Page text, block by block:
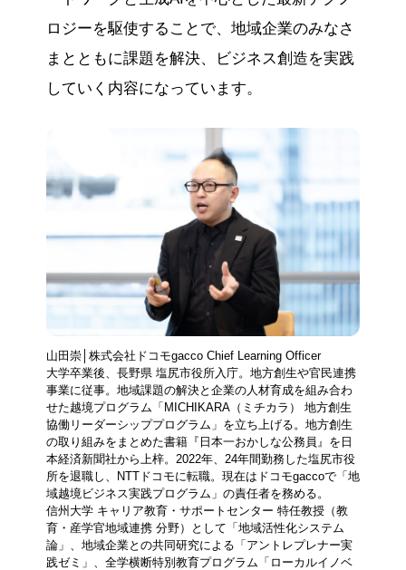
ロジーを駆使することで、地域企業のみなさ
まとともに課題を解決、ビジネス創造を実践
していく内容になっています。
山田崇│株式会社ドコモgacco Chief Learning Officer
大学卒業後、長野県 塩尻市役所入庁。地方創生や官民連携
事業に従事。地域課題の解決と企業の人材育成を組み合わ
せた越境プログラム「MICHIKARA（ミチカラ） 地方創生
協働リーダーシッププログラム」を立ち上げる。地方創生
の取り組みをまとめた書籍『日本一おかしな公務員』を日
本経済新聞社から上梓。2022年、24年間勤務した塩尻市役
所を退職し、NTTドコモに転職。現在はドコモgaccoで「地
域越境ビジネス実践プログラム」の責任者を務める。
信州大学 キャリア教育・サポートセンター 特任教授（教
育・産学官地域連携 分野）として「地域活性化システム
論」、地域企業との共同研究による「アントレプレナー実
践ゼミ」、全学横断特別教育プログラム「ローカルイノベ